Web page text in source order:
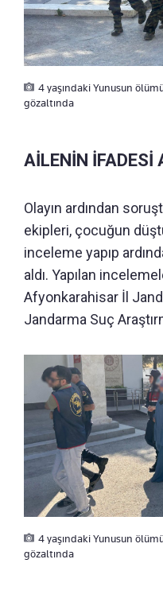
4 yaşındaki Yunusun
gözaltında
AİLENİN İFADESİ
Olayın ardından
ekipleri, çocuğun
inceleme yapıp
aldı. Yapılan
Afyonkarahisar İl
Jandarma Suç
4 yaşındaki Yunusun
gözaltında